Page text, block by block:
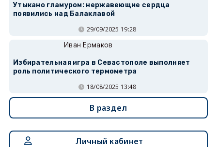
Утыкано гламуром: нержавеющие сердца
появились над Балаклавой
29/09/2025 19:28
Иван Ермаков
Избирательная игра в Севастополе выполняет
роль политического термометра
18/08/2025 13:48
В раздел
Личный кабинет